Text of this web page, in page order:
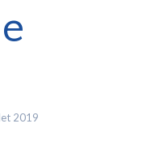
2019